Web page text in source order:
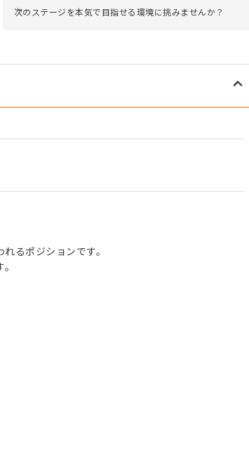
次のステージを本気で目指せる環境に挑みませんか？
るポジションです。